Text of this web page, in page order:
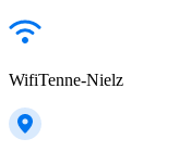
WifiTenne-Nielz